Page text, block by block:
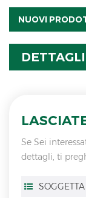
NUOVI
Se Sei
dettagli, ti
SOGGETTA